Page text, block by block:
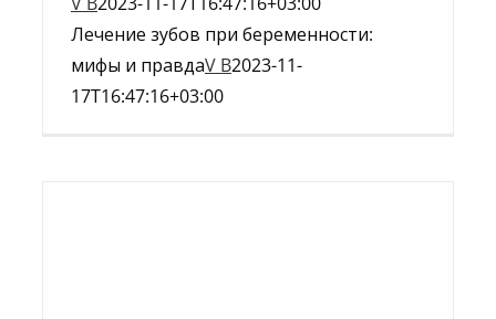
Лечение зубов при беременности:
мифы и правдаV B2023-11-
17T16:47:16+03:00